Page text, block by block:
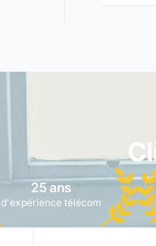
25 ans
d'expérience télécom